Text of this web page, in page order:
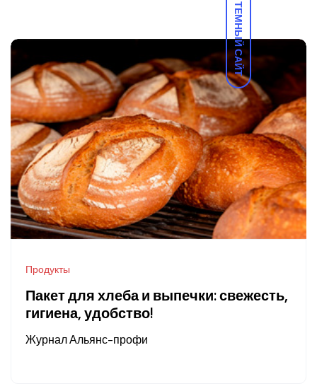
ТЕМНЫЙ САЙТ
Продукты
Пакет для хлеба и выпечки: свежесть,
гигиена, удобство!
Журнал Альянс-профи